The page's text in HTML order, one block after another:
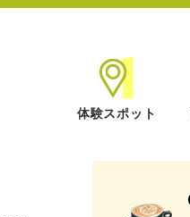
体験スポット